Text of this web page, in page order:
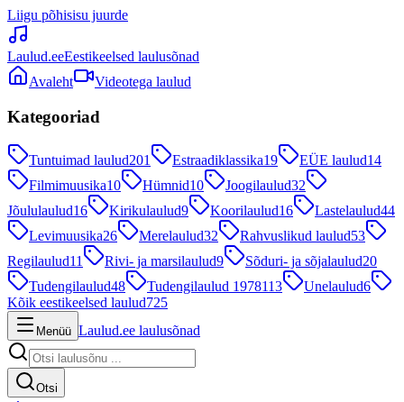
Liigu põhisisu juurde
Laulud.eeEestikeelsed laulusõnad
Avaleht
Videotega laulud
Kategooriad
Tuntuimad laulud201 Estraadiklassika19 EÜE laulud14
Filmimuusika10 Hümnid10 Joogilaulud32
Jõululaulud16 Kirikulaulud9 Koorilaulud16 Lastelaulud44
Levimuusika26 Merelaulud32 Rahvuslikud laulud53
Regilaulud11 Rivi- ja marsilaulud9 Sõduri- ja sõjalaulud20
Tudengilaulud48 Tudengilaulud 1978113 Unelaulud6
Kõik eestikeelsed laulud725
Menüü Laulud.ee laulusõnad
Otsi